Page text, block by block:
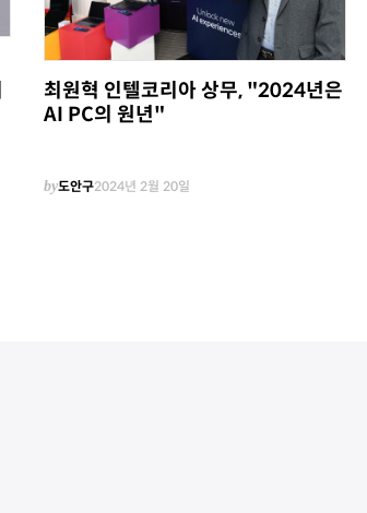
최원혁 인텔코리아 상무, "2024년은
AI PC의 원년"
by도안구2024년 2월 20일